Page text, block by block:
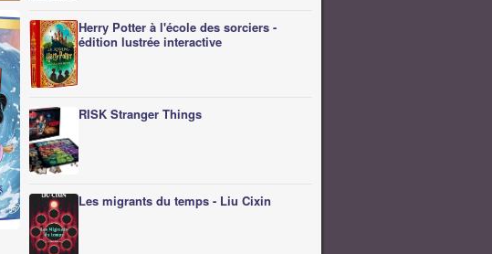
Herry Potter à l'école des sorciers -
édition lustrée interactive
RISK Stranger Things
Les migrants du temps - Liu Cixin